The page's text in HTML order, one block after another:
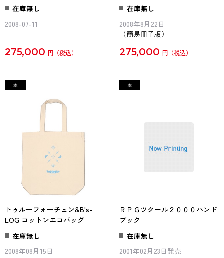
在庫無し
2008-07-11
275,000 円
在庫無し
2008年8月22日
（簡易冊子版）
275,000 円
トゥルーフォーチュン&B's-
LOG コットンエコバッグ
在庫無し
2008年08月15日
ＲＰＧツクール２０００ハンド
ブック
在庫無し
2001年02月23日発売